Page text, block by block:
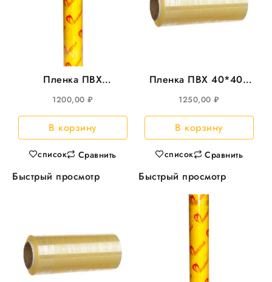
Пленка ПВХ
380*550м SlickStick
8мкм
1200,00₽
В корзину
список Сравнить
Быстрый просмотр
Пленка ПВХ 40*400
Yellow Film 8мкм
1250,00₽
В корзину
список Сравнить
Быстрый просмотр